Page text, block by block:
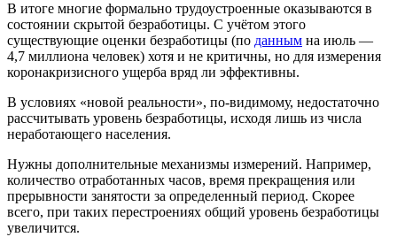
В итоге многие формально трудоустроенные оказываются в
состоянии скрытой безработицы. С учётом этого
существующие оценки безработицы (по данным на июль —
4,7 миллиона человек) хотя и не критичны, но для измерения
коронакризисного ущерба вряд ли эффективны.
В условиях «новой реальности», по-видимому, недостаточно
рассчитывать уровень безработицы, исходя лишь из числа
неработающего населения.
Нужны дополнительные механизмы измерений. Например,
количество отработанных часов, время прекращения или
прерывности занятости за определенный период. Скорее
всего, при таких перестроениях общий уровень безработицы
увеличится.